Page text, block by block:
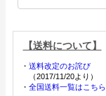
【送料について】
・ 送料改定のお詫び
（2017/11/20より）
・ 全国送料一覧はこちら